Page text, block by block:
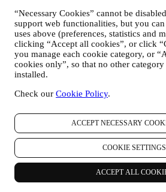
“Necessary Cookies” cannot be
support web functionalities, but you
uses above (preferences, statistics and
clicking “Accept all cookies”, or click
you manage each cookie category, or
cookies only”, so that no other
installed.
Check our Cookie Policy.
ACCEPT NECESSARY
COOKIE SETTINGS
ACCEPT ALL
protection de la vie privée, vous pouvez
l'adresse:privacy@lecreuset.compour
problème et nous vous répondrons dans
Avis Intégral de Protection des Données
Le Creuset s’engage à protéger vos
respecter votre vie privée, la présente
comment nous collectons et gérons vos
conformité avec la législation UE relative
données (y compris la Réglementation
données 2016/679 de l’Union
protection des données qui s’applique
territoire ou dans votre région (les “Lois
Données”).
1. QUEL TYPE DE DONNEES
Une “donnée personnelle” est une